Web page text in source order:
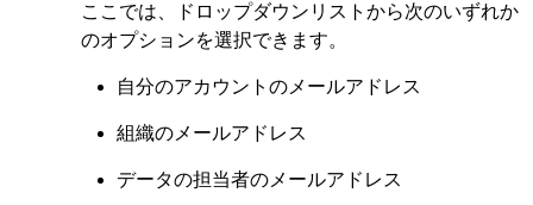
ここでは、ドロップダウンリストから次のいずれか
のオプションを選択できます。
自分のアカウントのメールアドレス
組織のメールアドレス
データの担当者のメールアドレス